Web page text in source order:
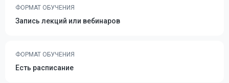
ФОРМАТ ОБУЧЕНИЯ
Запись лекций или вебинаров
ФОРМАТ ОБУЧЕНИЯ
Есть расписание